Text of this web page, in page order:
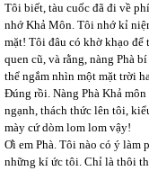
Tôi biết, tàu cuốc đã đi về
nhớ Khả Môn. Tôi nhớ kỉ
mặt! Tôi đâu có khờ khạo để
quen cũ, và rằng, nàng Phà
thể ngắm nhìn một mặt trời
Đúng rồi. Nàng Phà Khả
ngạnh, thách thức lên tôi,
mày cứ dòm lom lom vậy!
Ơi em Phà. Tôi nào có ý làm
những kí ức tôi. Chỉ là thôi